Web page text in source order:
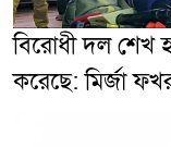
বিরোধী দল শেখ
করেছে: মির্জা